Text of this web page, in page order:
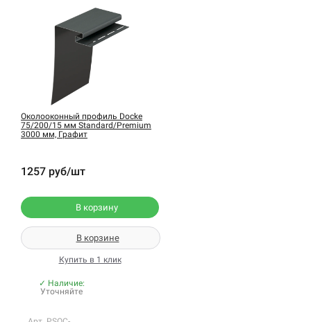
Околооконный профиль Docke
75/200/15 мм Standard/Premium
3000 мм, Графит
1257 руб/шт
В корзину
В корзине
Купить в 1 клик
✓ Наличие:
Уточняйте